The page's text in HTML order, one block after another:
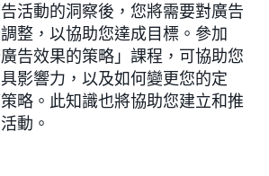
活動的洞察後，您將需要對廣告
整，以協助您達成目標。參加
廣告效果的策略」課程，可協助您
影響力，以及如何變更您的定
略。此知識也將協助您建立和推
動。